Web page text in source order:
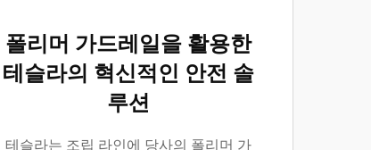
폴리머 가드레일을 활용한
테슬라의 혁신적인 안전 솔
루션
테슬라는 조립 라인에 당사의 폴리머 가